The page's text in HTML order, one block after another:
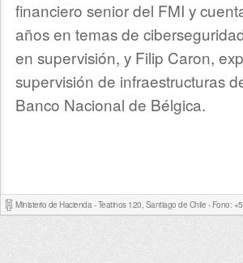
financiero senior del FMI y
años en temas de
en supervisión, y Filip Caron,
supervisión de infraestructuras
Banco Nacional de Bélgica.
Ministerio de Hacienda - Teatinos 120, Santiago de Chile - Fono: